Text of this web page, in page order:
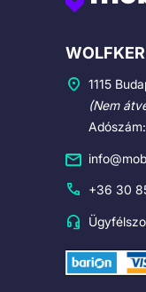
1115
(Nem
+36 30